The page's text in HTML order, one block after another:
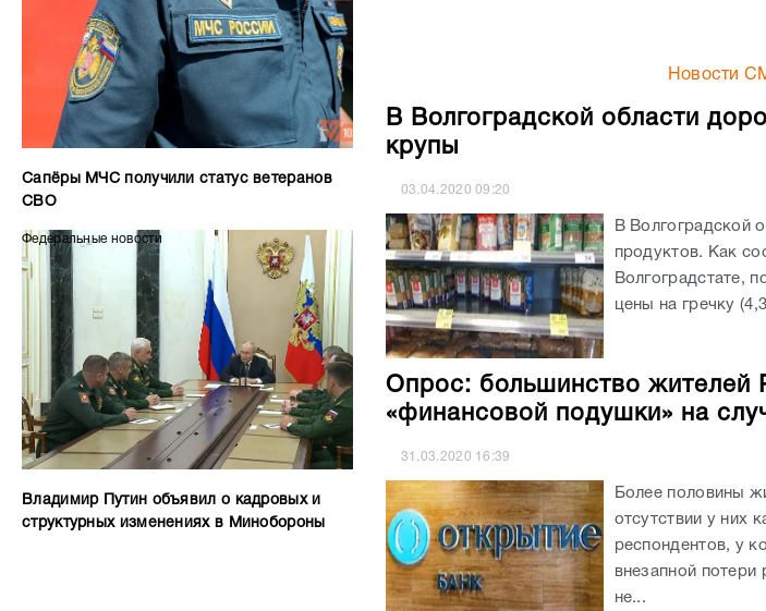
Сапёры МЧС получили статус ветеранов
СВО
Федеральные новости
Владимир Путин объявил о кадровых и
структурных изменениях в Минобороны
Новости
В Волгоградской области
крупы
03.04.202009:20
В Волгоградской
продуктов. Как
Волгоградстате,
цены на гречку
Опрос: большинство жителей
«финансовой подушки» на
31.03.2020 16:39
Более половины
отсутствии у них
респондентов, у
внезапной потери
не...